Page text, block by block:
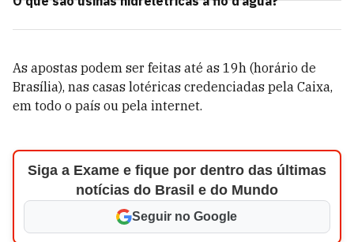
As apostas podem ser feitas até as 19h (horário de
Brasília), nas casas lotéricas credenciadas pela Caixa,
em todo o país ou pela internet.
Siga a Exame e fique por dentro das últimas
notícias do Brasil e do Mundo
Seguir no Google